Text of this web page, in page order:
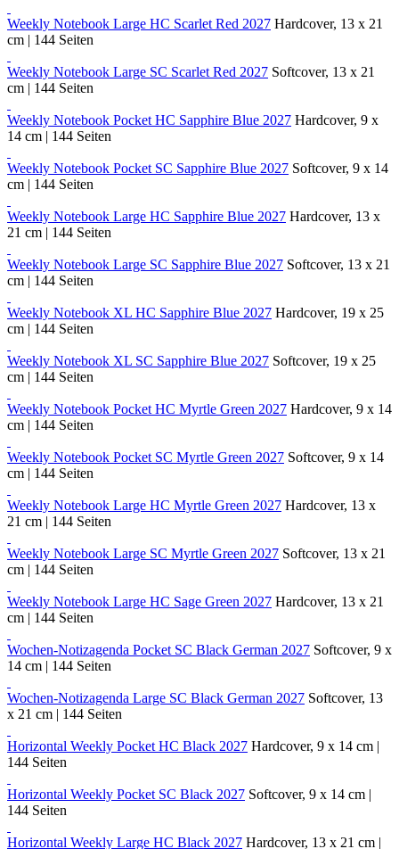
Weekly Notebook Large HC Scarlet Red 2027 Hardcover, 13 x 21
cm | 144 Seiten
Weekly Notebook Large SC Scarlet Red 2027 Softcover, 13 x 21
cm | 144 Seiten
Weekly Notebook Pocket HC Sapphire Blue 2027 Hardcover, 9 x
14 cm | 144 Seiten
Weekly Notebook Pocket SC Sapphire Blue 2027 Softcover, 9 x 14
cm | 144 Seiten
Weekly Notebook Large HC Sapphire Blue 2027 Hardcover, 13 x
21 cm | 144 Seiten
Weekly Notebook Large SC Sapphire Blue 2027 Softcover, 13 x 21
cm | 144 Seiten
Weekly Notebook XL HC Sapphire Blue 2027 Hardcover, 19 x 25
cm | 144 Seiten
Weekly Notebook XL SC Sapphire Blue 2027 Softcover, 19 x 25
cm | 144 Seiten
Weekly Notebook Pocket HC Myrtle Green 2027 Hardcover, 9 x 14
cm | 144 Seiten
Weekly Notebook Pocket SC Myrtle Green 2027 Softcover, 9 x 14
cm | 144 Seiten
Weekly Notebook Large HC Myrtle Green 2027 Hardcover, 13 x
21 cm | 144 Seiten
Weekly Notebook Large SC Myrtle Green 2027 Softcover, 13 x 21
cm | 144 Seiten
Weekly Notebook Large HC Sage Green 2027 Hardcover, 13 x 21
cm | 144 Seiten
Wochen-Notizagenda Pocket SC Black German 2027 Softcover, 9 x
14 cm | 144 Seiten
Wochen-Notizagenda Large SC Black German 2027 Softcover, 13
x 21 cm | 144 Seiten
Horizontal Weekly Pocket HC Black 2027 Hardcover, 9 x 14 cm |
144 Seiten
Horizontal Weekly Pocket SC Black 2027 Softcover, 9 x 14 cm |
144 Seiten
Horizontal Weekly Large HC Black 2027 Hardcover, 13 x 21 cm |